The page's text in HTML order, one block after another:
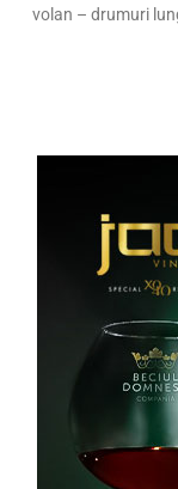
volan – drumuri